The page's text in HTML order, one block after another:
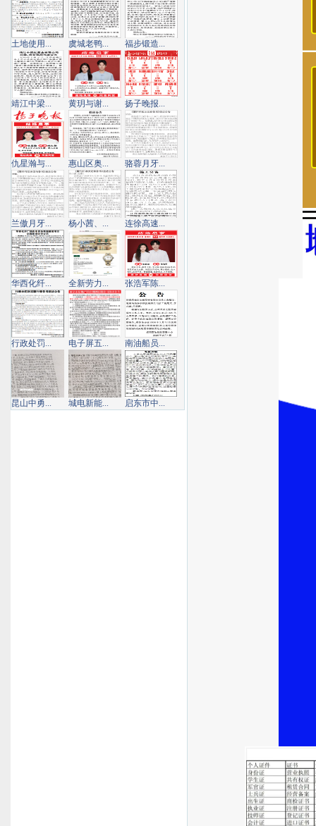
土地使用... 虞城老鸭... 福步锻造...
靖江中梁... 黄玥与谢... 扬子晚报...
仇星瀚与... 惠山区奥... 骆蓉月牙...
兰傲月牙... 杨小茜、... 连徐高速...
华西化纤... 全新劳力... 张浩军陈...
行政处罚... 电子屏五... 南油船员...
昆山中勇... 城电新能... 启东市中...